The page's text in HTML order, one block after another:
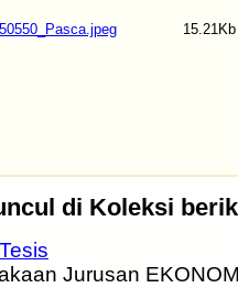
15.21Kb
di Koleksi
Jurusan